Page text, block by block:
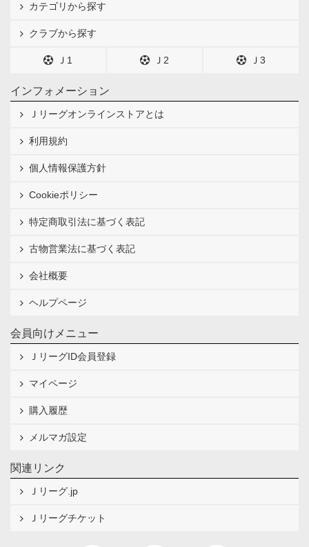
カテゴリから探す
クラブから探す
Ｊ1 Ｊ2 Ｊ3
インフォメーション
Ｊリーグオンラインストアとは
利用規約
個人情報保護方針
Cookieポリシー
特定商取引法に基づく表記
古物営業法に基づく表記
会社概要
ヘルプページ
会員向けメニュー
ＪリーグID会員登録
マイページ
購入履歴
メルマガ設定
関連リンク
Ｊリーグ.jp
Ｊリーグチケット